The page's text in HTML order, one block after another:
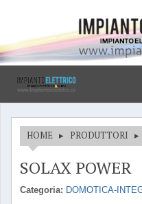
HOME ▸ PRODUTTORI ▸
SOLAX POWER
Categoria: DOMOTICA-